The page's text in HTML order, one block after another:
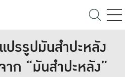
ปรรูปมันสำปะหลัง
ก “มันสำปะหลัง”